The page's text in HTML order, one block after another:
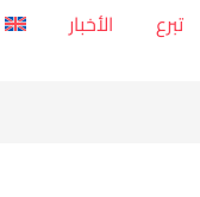
تبرع الأخبار